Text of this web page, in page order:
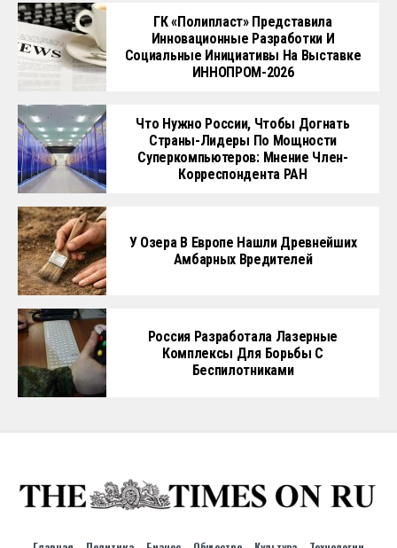
ГК «Полипласт» Представила
Инновационные Разработки И
Социальные Инициативы На Выставке
ИННОПРОМ-2026
Что Нужно России, Чтобы Догнать
Страны-Лидеры По Мощности
Суперкомпьютеров: Мнение Член-
Корреспондента РАН
У Озера В Европе Нашли Древнейших
Амбарных Вредителей
Россия Разработала Лазерные
Комплексы Для Борьбы С
Беспилотниками